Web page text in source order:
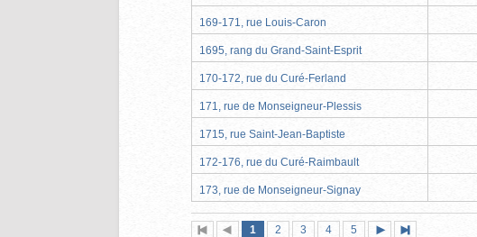
169-171, rue Louis-Caron
1695, rang du Grand-Saint-Esprit
170-172, rue du Curé-Ferland
171, rue de Monseigneur-Plessis
1715, rue Saint-Jean-Baptiste
172-176, rue du Curé-Raimbault
173, rue de Monseigneur-Signay
PremièrePage
Page
1 (pagePage
2 Page
3 Page
4 Page
5